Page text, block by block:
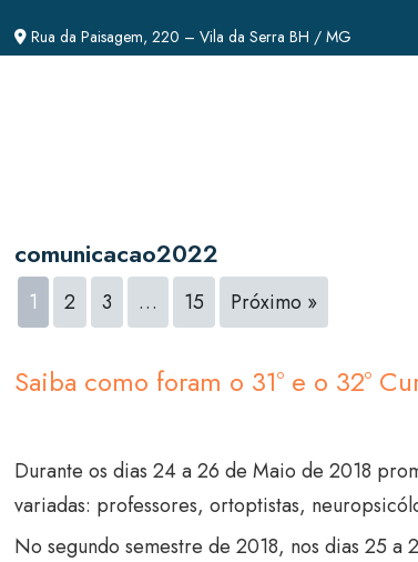
Rua da Paisagem, 220 – Vila da Serra BH / MG
comunicacao2022
1 2 3 … 15 Próximo »
Saiba como foram o 31º e o 32º
Durante os dias 24 a 26 de Maio de 2018
variadas: professores, ortoptistas,
No segundo semestre de 2018, nos dias 25